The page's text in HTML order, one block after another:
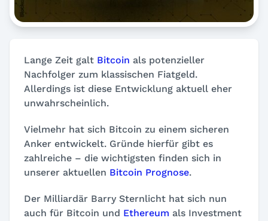
Lange Zeit galt Bitcoin als potenzieller
Nachfolger zum klassischen Fiatgeld.
Allerdings ist diese Entwicklung aktuell eher
unwahrscheinlich.
Vielmehr hat sich Bitcoin zu einem sicheren
Anker entwickelt. Gründe hierfür gibt es
zahlreiche – die wichtigsten finden sich in
unserer aktuellen Bitcoin Prognose.
Der Milliardär Barry Sternlicht hat sich nun
auch für Bitcoin und Ethereum als Investment